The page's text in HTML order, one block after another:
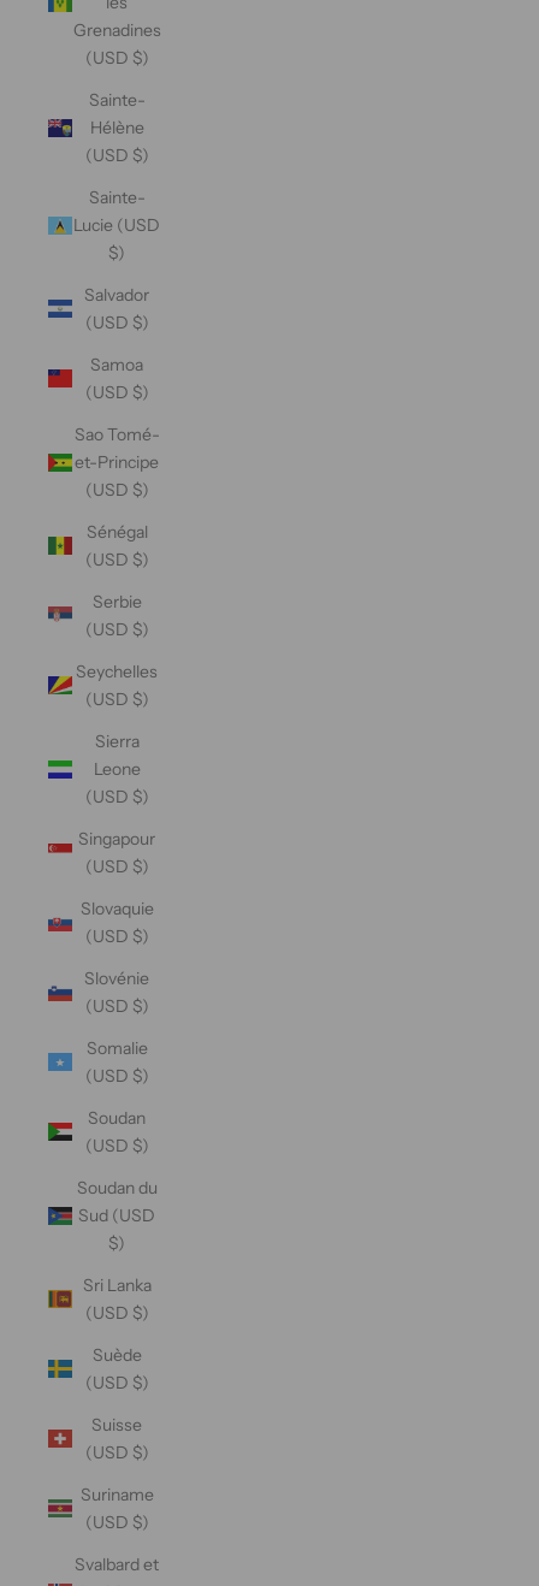
Grenadines
(USD $)
Sainte-
Hélène
(USD $)
Sainte-
Lucie (USD
$)
Salvador
(USD $)
Samoa
(USD $)
Sao Tomé-
et-Principe
(USD $)
Sénégal
(USD $)
Serbie
(USD $)
Seychelles
(USD $)
Sierra
Leone
(USD $)
Singapour
(USD $)
Slovaquie
(USD $)
Slovénie
(USD $)
Somalie
(USD $)
Soudan
(USD $)
Soudan du
Sud (USD
$)
Sri Lanka
(USD $)
Suède
(USD $)
Suisse
(USD $)
Suriname
(USD $)
Svalbard et